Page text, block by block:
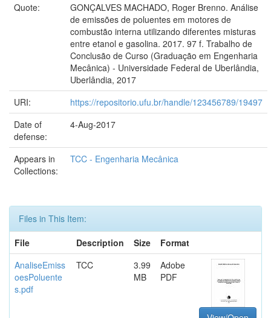
Quote:
GONÇALVES MACHADO, Roger Brenno. Análise
de emissões de poluentes em motores de
combustão interna utilizando diferentes misturas
entre etanol e gasolina. 2017. 97 f. Trabalho de
Conclusão de Curso (Graduação em Engenharia
Mecânica) - Universidade Federal de Uberlândia,
Uberlândia, 2017
URI:
https://repositorio.ufu.br/handle/123456789/19497
Date of
defense:
4-Aug-2017
Appears in
Collections:
TCC - Engenharia Mecânica
Files in This Item:
File
Description Size
Format
AnaliseEmiss
oesPoluente
s.pdf
TCC
3.99
MB
Adobe
PDF